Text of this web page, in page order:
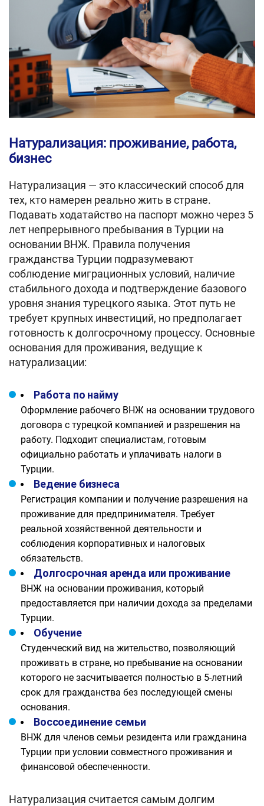
Натурализация: проживание, работа,
бизнес
Натурализация — это классический способ для
тех, кто намерен реально жить в стране.
Подавать ходатайство на паспорт можно через 5
лет непрерывного пребывания в Турции на
основании ВНЖ. Правила получения
гражданства Турции подразумевают
соблюдение миграционных условий, наличие
стабильного дохода и подтверждение базового
уровня знания турецкого языка. Этот путь не
требует крупных инвестиций, но предполагает
готовность к долгосрочному процессу. Основные
основания для проживания, ведущие к
натурализации:
Работа по найму
Оформление рабочего ВНЖ на основании трудового
договора с турецкой компанией и разрешения на
работу. Подходит специалистам, готовым
официально работать и уплачивать налоги в
Турции.
Ведение бизнеса
Регистрация компании и получение разрешения на
проживание для предпринимателя. Требует
реальной хозяйственной деятельности и
соблюдения корпоративных и налоговых
обязательств.
Долгосрочная аренда или проживание
ВНЖ на основании проживания, который
предоставляется при наличии дохода за пределами
Турции.
Обучение
Студенческий вид на жительство, позволяющий
проживать в стране, но пребывание на основании
которого не засчитывается полностью в 5-летний
срок для гражданства без последующей смены
основания.
Воссоединение семьи
ВНЖ для членов семьи резидента или гражданина
Турции при условии совместного проживания и
финансовой обеспеченности.
Натурализация считается самым долгим